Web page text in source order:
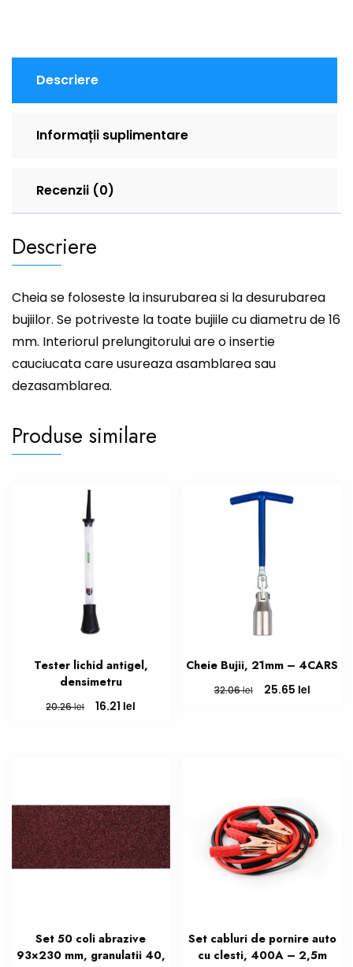
Descriere
Informații suplimentare
Recenzii (0)
Descriere
Cheia se foloseste la insurubarea si la desurubarea
bujiilor. Se potriveste la toate bujiile cu diametru de 16
mm. Interiorul prelungitorului are o insertie
cauciucata care usureaza asamblarea sau
dezasamblarea.
Produse similare
Tester lichid antigel,
densimetru
20.26lei
Prețul
16.21 lei
Cheie Bujii, 21mm – 4CARS
32.06lei
Prețul
25.65 leiPrețul
Set 50 coli abrazive
93×230 mm, granulatii 40,
Set cabluri de pornire auto
cu clesti, 400A – 2,5m